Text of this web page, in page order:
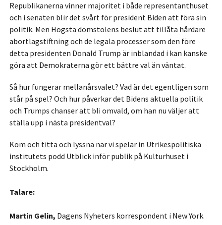
Republikanerna vinner majoritet i både representanthuset
och i senaten blir det svårt för president Biden att föra sin
politik. Men Högsta domstolens beslut att tillåta hårdare
abortlagstiftning och de legala processer som den före
detta presidenten Donald Trump är inblandad i kan kanske
göra att Demokraterna gör ett bättre val än väntat.
Så hur fungerar mellanårsvalet? Vad är det egentligen som
står på spel? Och hur påverkar det Bidens aktuella politik
och Trumps chanser att bli omvald, om han nu väljer att
ställa upp i nästa presidentval?
Kom och titta och lyssna när vi spelar in Utrikespolitiska
institutets podd Utblick inför publik på Kulturhuset i
Stockholm.
Talare:
Martin Gelin, Dagens Nyheters korrespondent i New York.